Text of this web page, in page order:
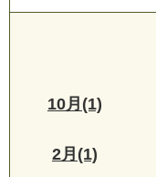
10月(1)
2月(1)